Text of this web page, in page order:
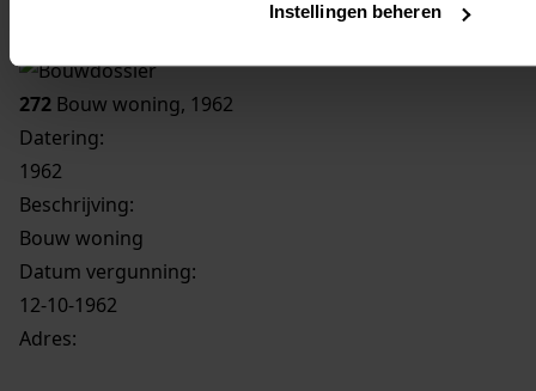
Instellingen beheren
272 Bouw woning, 1962
Datering:
1962
Beschrijving:
Bouw woning
Datum vergunning:
12-10-1962
Adres: